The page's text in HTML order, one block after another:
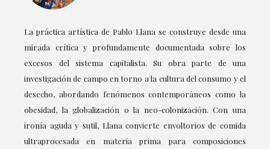
La práctica artística de Pablo Llana se construye desde una
mirada crítica y profundamente documentada sobre los
excesos del sistema capitalista. Su obra parte de una
investigación de campo en torno a la cultura del consumo y el
desecho, abordando fenómenos contemporáneos como la
obesidad, la globalización o la neo-colonización. Con una
ironía aguda y sutil, Llana convierte envoltorios de comida
ultraprocesada en materia prima para composiciones